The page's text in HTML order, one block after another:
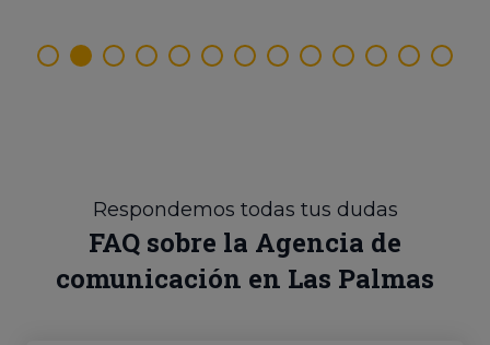
Respondemos todas tus dudas
FAQ sobre la Agencia de
comunicación en Las Palmas